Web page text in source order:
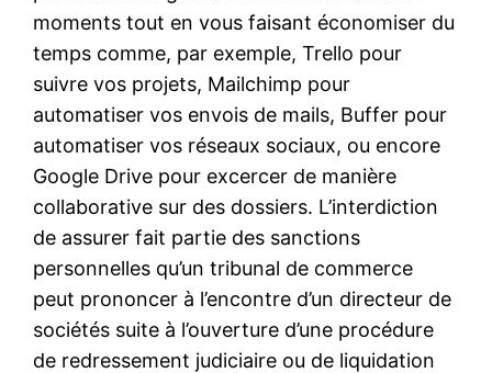
moments tout en vous faisant économiser du
temps comme, par exemple, Trello pour
suivre vos projets, Mailchimp pour
automatiser vos envois de mails, Buffer pour
automatiser vos réseaux sociaux, ou encore
Google Drive pour excercer de manière
collaborative sur des dossiers. L’interdiction
de assurer fait partie des sanctions
personnelles qu’un tribunal de commerce
peut prononcer à l’encontre d’un directeur de
sociétés suite à l’ouverture d’une procédure
de redressement judiciaire ou de liquidation